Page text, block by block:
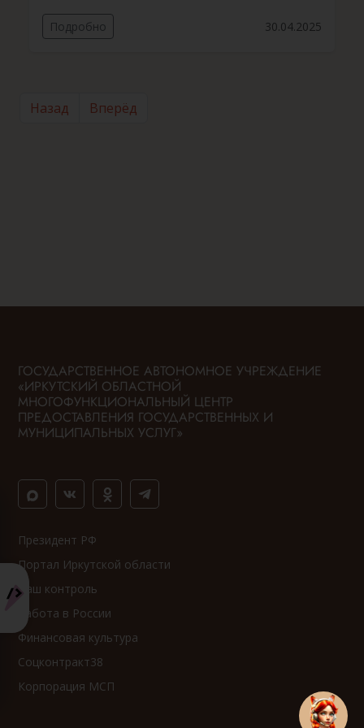
Подробно 30.04.2025
Назад Вперёд
ГОСУДАРСТВЕННОЕ АВТОНОМНОЕ УЧРЕЖДЕНИЕ
«ИРКУТСКИЙ ОБЛАСТНОЙ
МНОГОФУНКЦИОНАЛЬНЫЙ ЦЕНТР
ПРЕДОСТАВЛЕНИЯ ГОСУДАРСТВЕННЫХ И
МУНИЦИПАЛЬНЫХ УСЛУГ»
Президент РФ
Портал Иркутской области
Ваш контроль
Работа в России
Финансовая культура
Соцконтракт38
Корпорация МСП